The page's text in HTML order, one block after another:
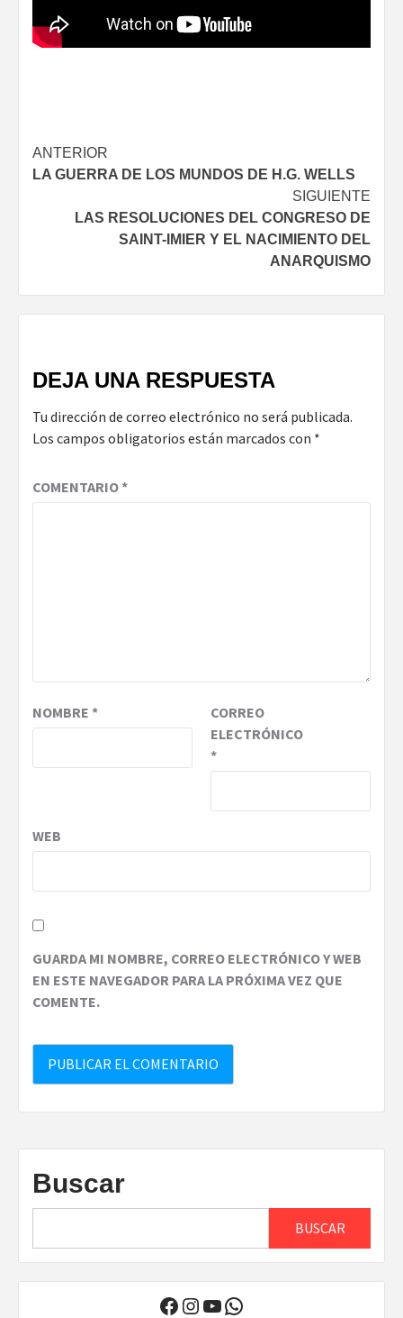
Navegación
de
entradas
ANTERIOR
LA GUERRA DE LOS MUNDOS DE H.G. WELLS
SIGUIENTE
LAS RESOLUCIONES DEL CONGRESO DE
SAINT-IMIER Y EL NACIMIENTO DEL
ANARQUISMO
DEJA UNA RESPUESTA
Tu dirección de correo electrónico no será publicada.
Los campos obligatorios están marcados con *
COMENTARIO*
NOMBRE *
CORREO
ELECTRÓNICO
*
WEB
GUARDA MI NOMBRE, CORREO ELECTRÓNICO Y WEB
EN ESTE NAVEGADOR PARA LA PRÓXIMA VEZ QUE
COMENTE.
Buscar
BUSCAR
Facebook
Instagram
YouTube
WhatsApp